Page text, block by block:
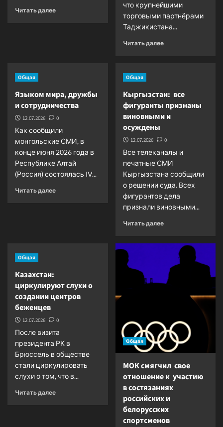
Читать далееПрочитать
цифровом
тенге
что крупнейшими
торговыми партнёрами
Таджикистана...
Читать далееПрочитать
с
ведущими
странами
Общая
Языком мира, дружбы
и сотрудничества
12.07.2026 0
Как сообщили
монгольские СМИ, в
конце июня 2026 года в
Республике Алтай
(Россия) состоялась IV...
Читать далееПрочитать
Общая
Кыргызстан: все
фигуранты признаны
виновными и
осуждены
12.07.2026 0
Все телеканалы и
печатные СМИ
Кыргызстана сообщили
о решении суда. Всех
фигурантов дела
признали виновными...
Читать далееПрочитать
Кыргызстан:
фигуранты
признаны
Общая
Казахстан:
циркулируют слухи о
создании центров
беженцев
12.07.2026 0
После визита
президента РК в
Брюссель в обществе
стали циркулировать
слухи о том, что в...
Читать далееПрочитать
Общая
МОК смягчил свое
отношение к участию
в состязаниях
российских и
белорусских
спортсменов